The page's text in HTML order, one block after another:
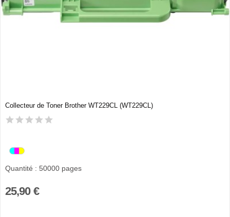
Collecteur de Toner Brother WT229CL (WT229CL)
Quantité : 50000 pages
25,90 €